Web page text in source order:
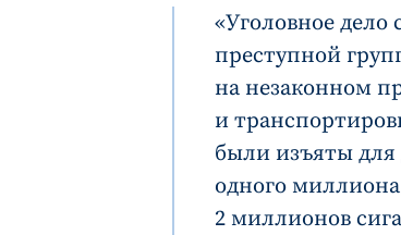
«Уголовное дело
преступной
на незаконном
и
были изъяты для
одного
2 миллионов